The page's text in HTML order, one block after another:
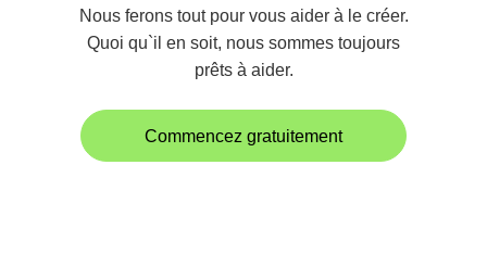
Nous ferons tout pour vous aider à le créer.
Quoi qu`il en soit, nous sommes toujours
prêts à aider.
Commencez gratuitement